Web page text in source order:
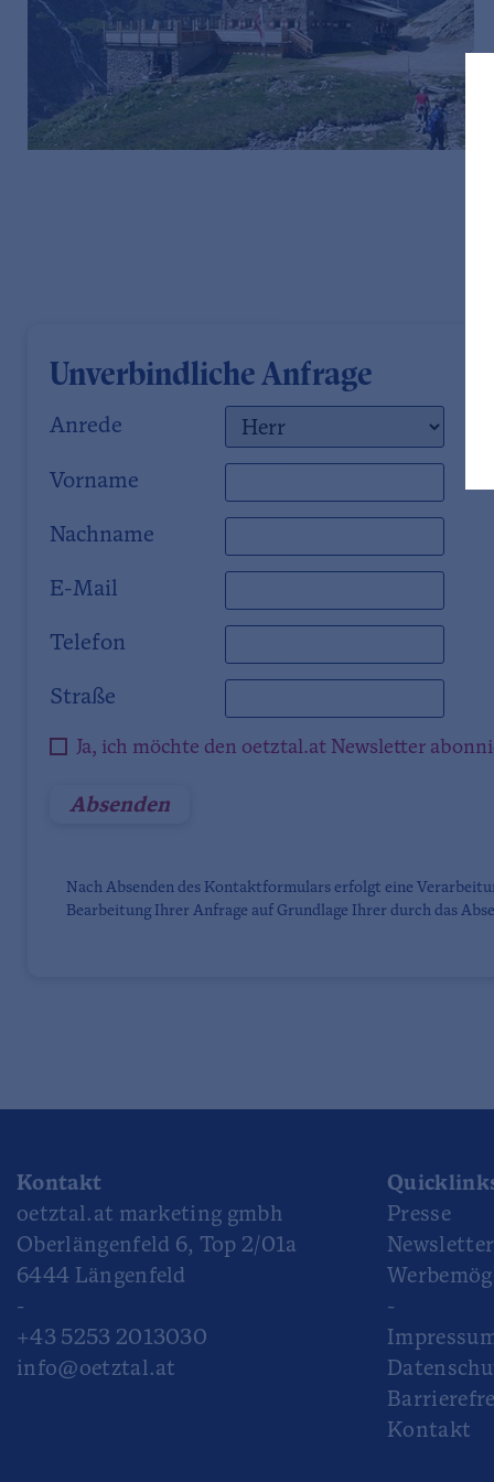
Unverbindliche Anfrage
Anrede
Vorname
Nachname
E-Mail
Telefon
Straße
Ja, ich möchte den oetztal.at Newsletter
Nach Absenden des Kontaktformulars erfolgt eine
Bearbeitung Ihrer Anfrage auf Grundlage Ihrer durch das
Kontakt
oetztal.at marketing gmbh
Oberlängenfeld 6, Top 2/01a
6444 Längenfeld
-
+43 5253 2013030
info@oetztal.at
Presse
Newsletter
-
Kontakt